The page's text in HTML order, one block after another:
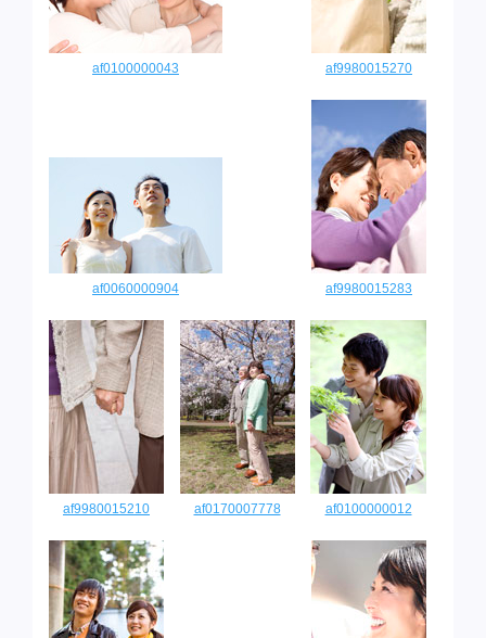
af0100000043 af9980015270
af0060000904 af9980015283
af9980015210 af0170007778 af0100000012